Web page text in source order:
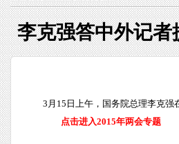
李克强答中外记者
3月15日上午，国务院总理李克
点击进入2015年两会专题